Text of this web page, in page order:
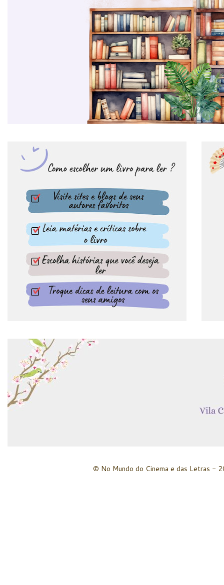
© No Mundo do Cinema e das Letras -